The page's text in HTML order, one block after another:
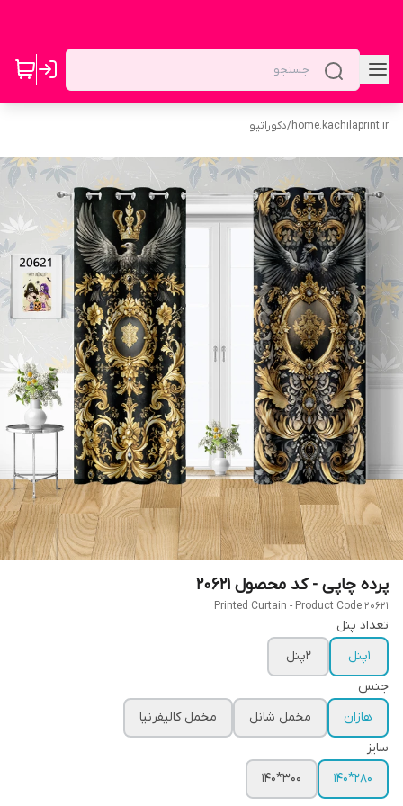
home.kachilaprint.ir
/دکوراتیو
پرده چاپی - کد محصول 20621
Printed Curtain - Product Code 20621
تعداد پنل
1پنل
2پنل
جنس
هازان
مخمل شانل
مخمل کالیفرنیا
سایز
280*140
300*140